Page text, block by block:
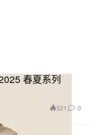
春夏系列
521 0